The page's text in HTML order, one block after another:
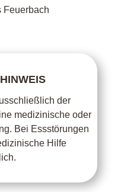
Feuerbach
der
medizinische oder
Bei Essstörungen
Hilfe